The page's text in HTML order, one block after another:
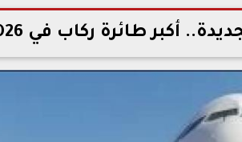
أكبر طائرة ركاب في 2026